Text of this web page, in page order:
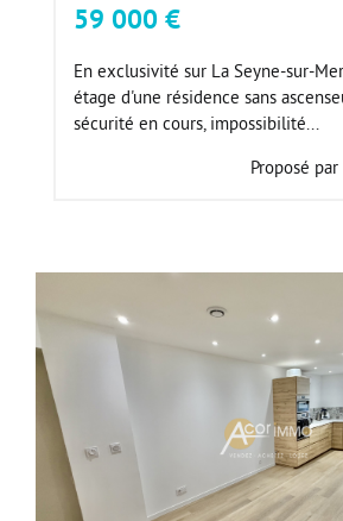
59 000 €
En exclusivité sur La Seyne-sur-
étage d'une résidence sans
sécurité en cours, impossibilité...
Proposé par